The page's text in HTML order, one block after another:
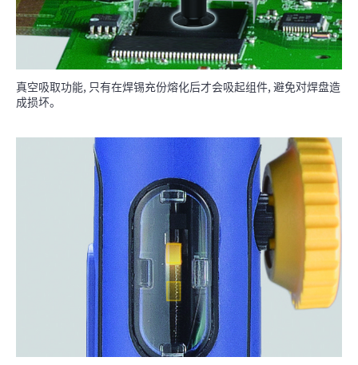
真空吸取功能, 只有在焊锡充份熔化后才会吸起组件, 避免对焊盘造
成损坏。